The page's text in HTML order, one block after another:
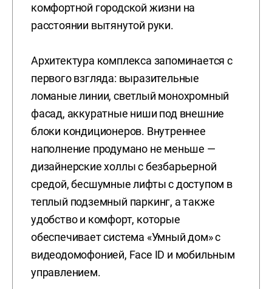
комфортной городской жизни на
расстоянии вытянутой руки.
Архитектура комплекса запоминается с
первого взгляда: выразительные
ломаные линии, светлый монохромный
фасад, аккуратные ниши под внешние
блоки кондиционеров. Внутреннее
наполнение продумано не меньше —
дизайнерские холлы с безбарьерной
средой, бесшумные лифты с доступом в
теплый подземный паркинг, а также
удобство и комфорт, которые
обеспечивает система «Умный дом» с
видеодомофонией, Face ID и мобильным
управлением.